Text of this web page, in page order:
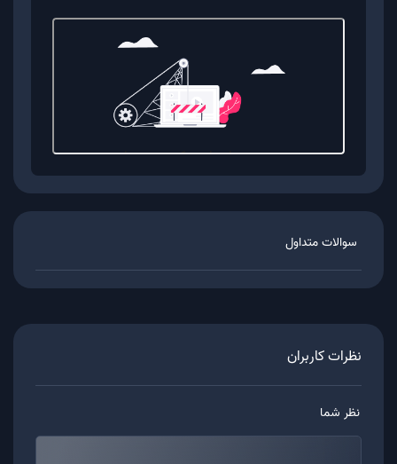
سوالات متداول
نظرات کاربران
نظر شما